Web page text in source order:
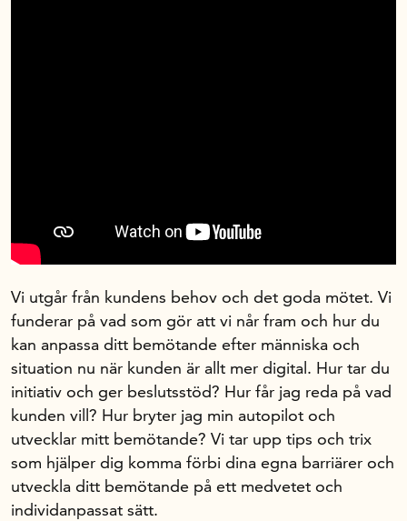
Handelsrådet Play
Handelsfakta.se
In English
Vi utgår från kundens behov och det goda mötet. Vi
funderar på vad som gör att vi når fram och hur du
kan anpassa ditt bemötande efter människa och
situation nu när kunden är allt mer digital. Hur tar du
initiativ och ger beslutsstöd? Hur får jag reda på vad
kunden vill? Hur bryter jag min autopilot och
utvecklar mitt bemötande? Vi tar upp tips och trix
som hjälper dig komma förbi dina egna barriärer och
utveckla ditt bemötande på ett medvetet och
individanpassat sätt.